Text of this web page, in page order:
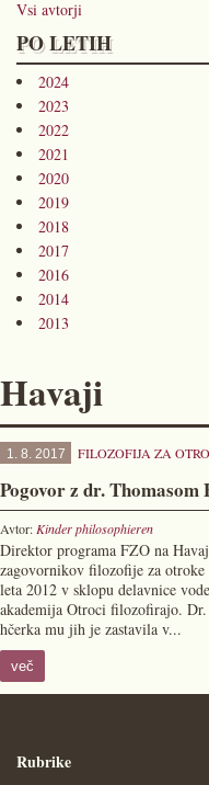
Vsi avtorji
PO LETIH
2024
2023
2022
2021
2020
2019
2018
2017
2016
2014
2013
Havaji
1. 8. 2017 FILOZOFIJA ZA
Pogovor z dr. Thomasom
Avtor: Kinder philosophieren
Direktor programa FZO na
zagovornikov filozofije za
leta 2012 v sklopu delavnice
akademija Otroci filozofirajo. Dr.
hčerka mu jih je zastavila v...
več
Rubrike